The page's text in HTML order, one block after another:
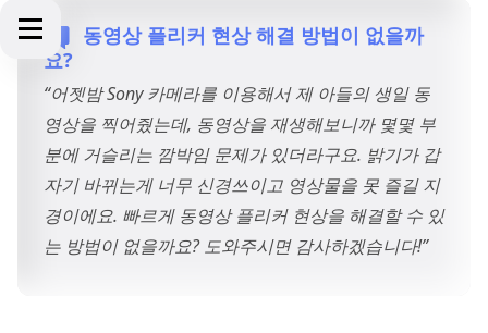
동영상 플리커 현상 해결 방법이 없을까
요?
“어젯밤 Sony 카메라를 이용해서 제 아들의 생일 동
영상을 찍어줬는데, 동영상을 재생해보니까 몇몇 부
분에 거슬리는 깜박임 문제가 있더라구요. 밝기가 갑
자기 바뀌는게 너무 신경쓰이고 영상물을 못 즐길 지
경이에요. 빠르게 동영상 플리커 현상을 해결할 수 있
는 방법이 없을까요? 도와주시면 감사하겠습니다!”